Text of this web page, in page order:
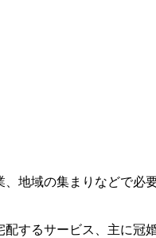
地域の集まりなどで
するサービス、主に